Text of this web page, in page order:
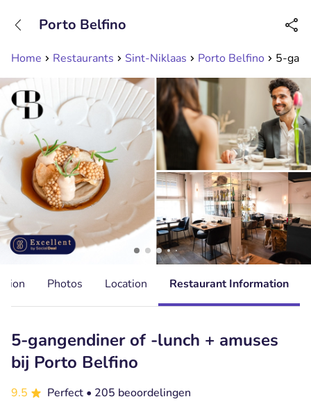
Available until 23:00
Home Restaurants Sint-Niklaas Porto Belfino 5-
Porto Belfino
Photos Location Restaurant Information
5-gangendiner of -lunch + amuses
bij Porto Belfino
9.5 Perfect • 205 beoordelingen